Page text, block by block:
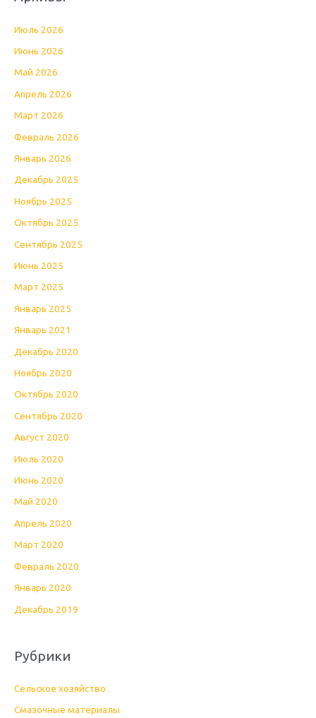
Июль 2026
Июнь 2026
Май 2026
Апрель 2026
Март 2026
Февраль 2026
Январь 2026
Декабрь 2025
Ноябрь 2025
Октябрь 2025
Сентябрь 2025
Июнь 2025
Март 2025
Январь 2025
Январь 2021
Декабрь 2020
Ноябрь 2020
Октябрь 2020
Сентябрь 2020
Август 2020
Июль 2020
Июнь 2020
Май 2020
Апрель 2020
Март 2020
Февраль 2020
Январь 2020
Декабрь 2019
Рубрики
Cельское хозяйство
Cмазочные материалы